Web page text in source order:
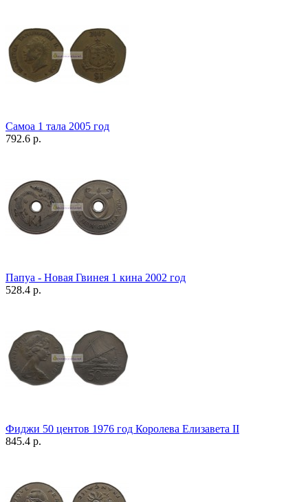
Самоа 1 тала 2005 год
792.6 р.
Папуа - Новая Гвинея 1 кина 2002 год
528.4 р.
Фиджи 50 центов 1976 год Королева Елизавета II
845.4 р.